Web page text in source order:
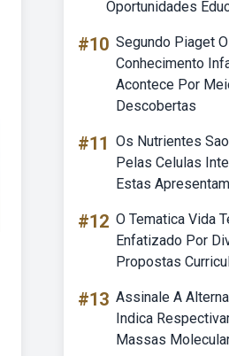
Oportunidades
#10 Segundo Piaget O
Conhecimento
Acontece Por
Descobertas
#11 Os Nutrientes
Pelas Celulas
Estas Apresentam
#12 O Tematica Vida
Enfatizado Por
Propostas
#13 Assinale A
Indica
Massas